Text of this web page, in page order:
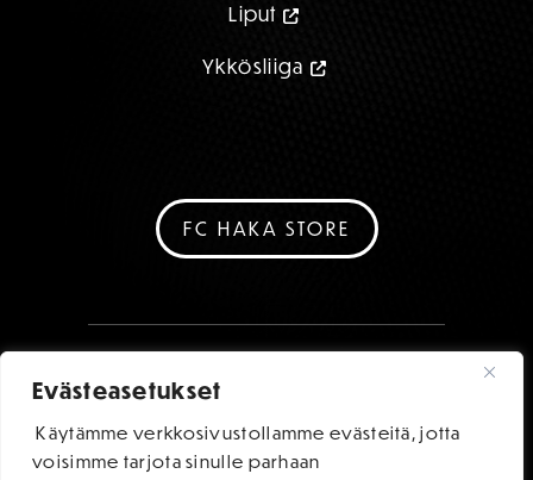
Evästeasetukset
Käytämme verkkosivustollamme evästeitä, jotta
voisimme tarjota sinulle parhaan
Liput
Ykkösliiga
FC HAKA STORE